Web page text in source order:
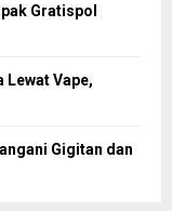
Gratispol
Lewat Vape,
Gigitan dan